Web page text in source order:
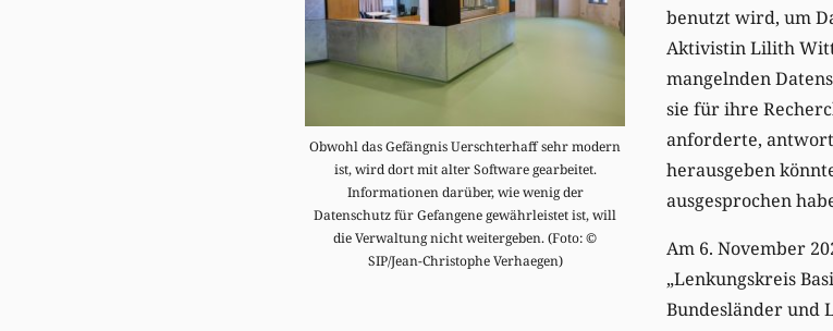
Obwohl das Gefängnis Uerschterhaff sehr modern
ist, wird dort mit alter Software gearbeitet.
Informationen darüber, wie wenig der
Datenschutz für Gefangene gewährleistet ist, will
die Verwaltung nicht weitergeben. (Foto: ©
SIP/Jean-Christophe Verhaegen)
benutzt wird, um
Aktivistin Lilith
mangelnden
sie für ihre
anforderte,
herausgeben
ausgesprochen
Am 6. November
„Lenkungskreis
Bundesländer und